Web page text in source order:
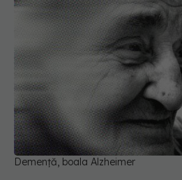
Demență, boala Alzheimer